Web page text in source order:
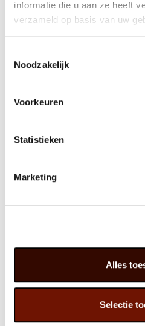
informatie die u aan ze heeft
verzameld op basis van uw
Noodzakelijk
Voorkeuren
Statistieken
Marketing
Alles
Selectie